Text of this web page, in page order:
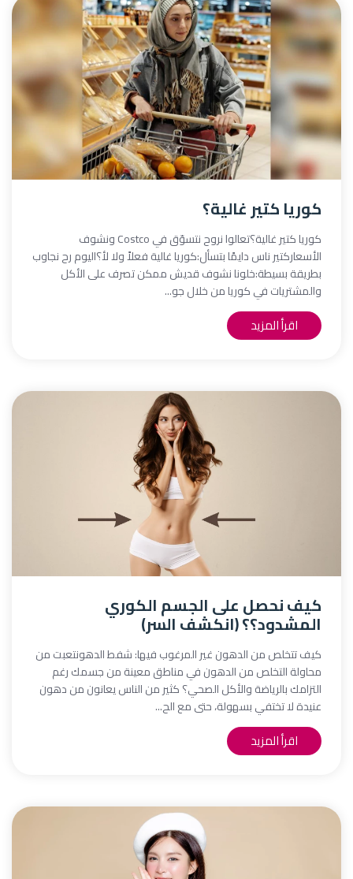
كوريا كتير غالية؟
كوريا كتير غالية؟تعالوا نروح نتسوّق في Costco ونشوف
الأسعاركتير ناس دايمًا بتسأل:كوريا غالية فعلاً ولا لأ؟اليوم رح نجاوب
بطريقة بسيطة:خلونا نشوف قديش ممكن تصرف على الأكل
والمشتريات في كوريا من خلال جو...
اقرأ المزيد
كيف نحصل على الجسم الكوري
المشدود؟؟ (انكشف السر)
كيف تتخلص من الدهون غير المرغوب فيها: شفط الدهونتعبت من
محاولة التخلص من الدهون في مناطق معينة من جسمك رغم
التزامك بالرياضة والأكل الصحي؟ كثير من الناس يعانون من دهون
عنيدة لا تختفي بسهولة، حتى مع الح...
اقرأ المزيد